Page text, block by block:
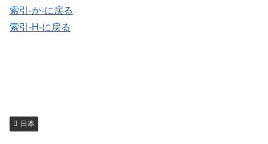
索引-か-に戻る
索引-H-に戻る
日本